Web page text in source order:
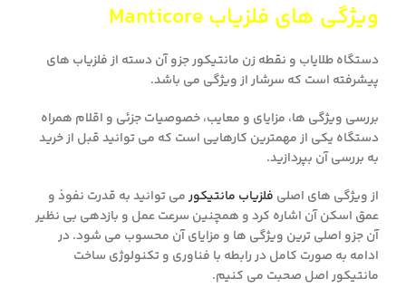
ویژگی های فلزیاب Manticore
دستگاه طلایاب و نقطه زن مانتیکور جزو آن دسته از فلزیاب های
پیشرفته است که سرشار از ویژگی می باشد.
بررسی ویژگی ها، مزایای و معایب، خصوصیات جزئی و اقلام همراه
دستگاه یکی از مهمترین کارهایی است که می توانید قبل از خرید
به بررسی آن بپردازید.
از ویژگی های اصلی فلزیاب مانتیکورمی توانید به قدرت نفوذ و
عمق اسکن آن اشاره کرد و همچنین سرعت عمل و بازدهی بی نظیر
آن جزو اصلی ترین ویژگی ها و مزایای آن محسوب می شود. در
ادامه به صورت کامل در رابطه با فناوری و تکنولوژی ساخت
مانتیکور اصل صحبت می کنیم.